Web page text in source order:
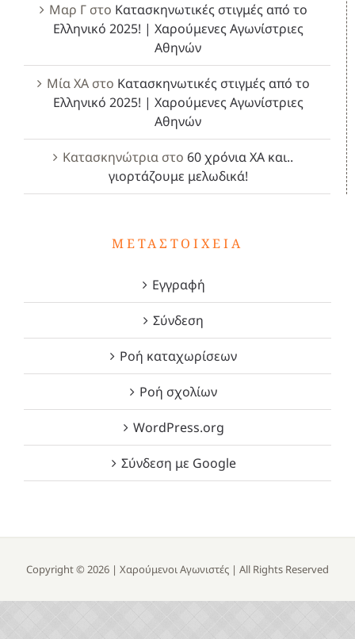
Μαρ Γστο Κατασκηνωτικές στιγμές από το
Ελληνικό 2025! | Χαρούμενες Αγωνίστριες
Αθηνών
Μία ΧΑστο Κατασκηνωτικές στιγμές από το
Ελληνικό 2025! | Χαρούμενες Αγωνίστριες
Αθηνών
Κατασκηνώτρια στο 60 χρόνια ΧΑ και..
γιορτάζουμε μελωδικά!
ΜΕΤΑΣΤΟΙΧΕΊΑ
Εγγραφή
Σύνδεση
Ροή καταχωρίσεων
Ροή σχολίων
WordPress.org
Σύνδεση με Google
Copyright © 2026 | Χαρούμενοι Αγωνιστές | All Rights Reserved